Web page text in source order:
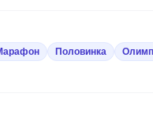
Половинка